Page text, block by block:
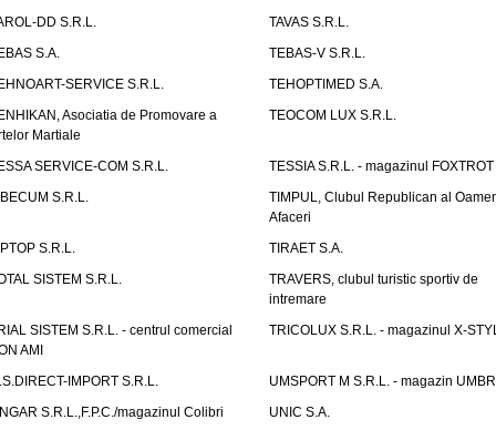
DD S.R.L.
TAVAS S.R.L.
S.A.
TEBAS-V S.R.L.
SERVICE S.R.L.
TEHOPTIMED S.A.
Asociatia de Promovare a
Martiale
TEOCOM LUX S.R.L.
SERVICE-COM S.R.L.
TESSIA S.R.L. - magazinul FOXTROT
S.R.L.
TIMPUL, Clubul Republican al
Afaceri
S.R.L.
TIRAET S.A.
SISTEM S.R.L.
TRAVERS, clubul turistic sportiv de
intremare
SISTEM S.R.L. - centrul comercial
AMI
TRICOLUX S.R.L. - magazinul X-
IMPORT S.R.L.
UMSPORT M S.R.L. - magazin
S.R.L.,F.P.C./magazinul Colibri
UNIC S.A.